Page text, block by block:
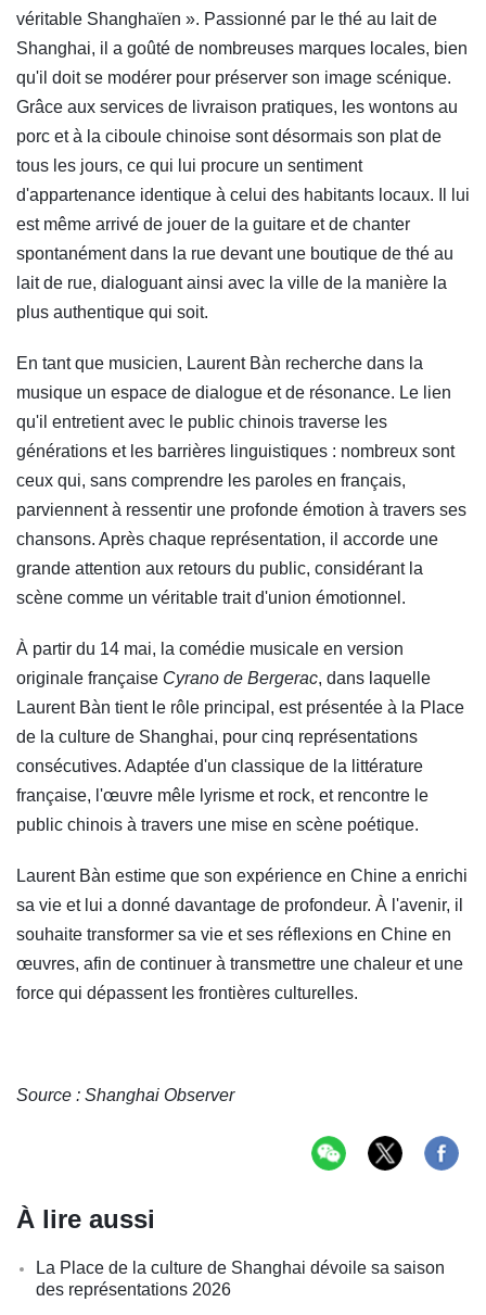
véritable Shanghaïen ». Passionné par le thé au lait de
Shanghai, il a goûté de nombreuses marques locales, bien
qu'il doit se modérer pour préserver son image scénique.
Grâce aux services de livraison pratiques, les wontons au
porc et à la ciboule chinoise sont désormais son plat de
tous les jours, ce qui lui procure un sentiment
d'appartenance identique à celui des habitants locaux. Il lui
est même arrivé de jouer de la guitare et de chanter
spontanément dans la rue devant une boutique de thé au
lait de rue, dialoguant ainsi avec la ville de la manière la
plus authentique qui soit.
En tant que musicien, Laurent Bàn recherche dans la
musique un espace de dialogue et de résonance. Le lien
qu'il entretient avec le public chinois traverse les
générations et les barrières linguistiques : nombreux sont
ceux qui, sans comprendre les paroles en français,
parviennent à ressentir une profonde émotion à travers ses
chansons. Après chaque représentation, il accorde une
grande attention aux retours du public, considérant la
scène comme un véritable trait d'union émotionnel.
À partir du 14 mai, la comédie musicale en version
originale française Cyrano de Bergerac, dans laquelle
Laurent Bàn tient le rôle principal, est présentée à la Place
de la culture de Shanghai, pour cinq représentations
consécutives. Adaptée d'un classique de la littérature
française, l'œuvre mêle lyrisme et rock, et rencontre le
public chinois à travers une mise en scène poétique.
Laurent Bàn estime que son expérience en Chine a enrichi
sa vie et lui a donné davantage de profondeur. À l'avenir, il
souhaite transformer sa vie et ses réflexions en Chine en
œuvres, afin de continuer à transmettre une chaleur et une
force qui dépassent les frontières culturelles.
Source : Shanghai Observer
À lire aussi
La Place de la culture de Shanghai dévoile sa saison
des représentations 2026